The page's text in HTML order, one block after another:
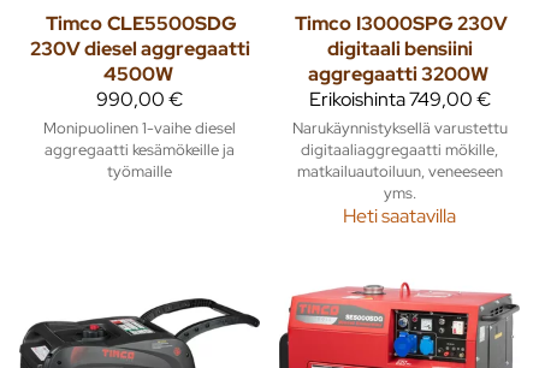
Timco CLE5500SDG
230V diesel aggregaatti
4500W
990,00 €
Monipuolinen 1-vaihe diesel
aggregaatti kesämökeille ja
työmaille
Timco I3000SPG 230V
digitaali bensiini
aggregaatti 3200W
Erikoishinta749,00 €
Narukäynnistyksellä varustettu
digitaaliaggregaatti mökille,
matkailuautoiluun, veneeseen
yms.
Heti saatavilla